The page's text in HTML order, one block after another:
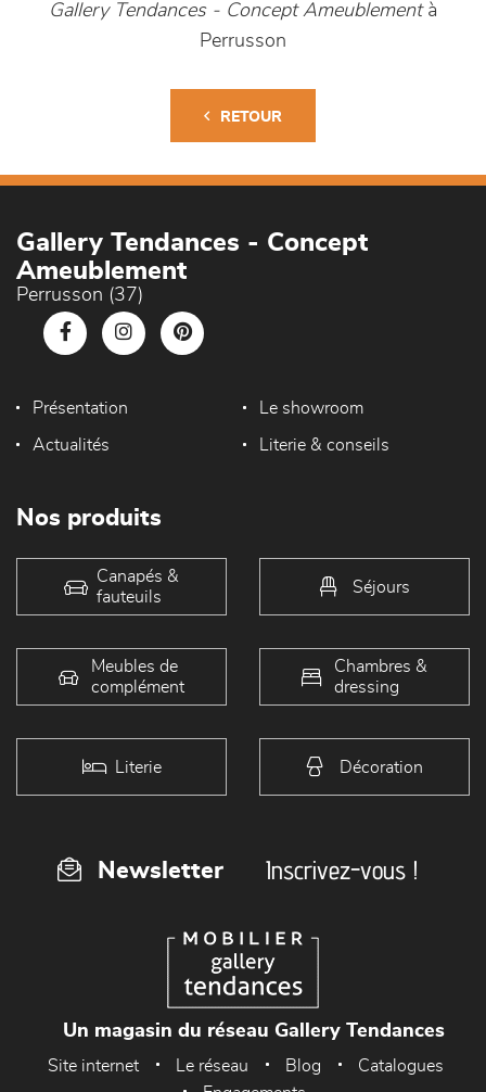
Gallery Tendances - Concept Ameublement à
Perrusson
RETOUR
Gallery Tendances - Concept
Ameublement
Perrusson (37)
Présentation Le showroom
Actualités Literie & conseils
Nos produits
Canapés &
fauteuils
Séjours
Meubles de
complément
Chambres &
dressing
Literie Décoration
Newsletter Inscrivez-vous !
Un magasin du réseau Gallery Tendances
Site internet Le réseau Blog
Catalogues